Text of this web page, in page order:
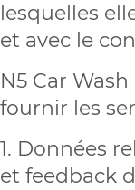
lesquelles
et avec le
N5 Car
fournir les
1. Données
et feedback